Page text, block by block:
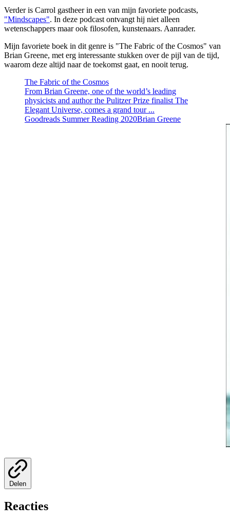
Verder is Carrol gastheer in een van mijn favoriete podcasts,
"Mindscapes". In deze podcast ontvangt hij niet alleen
wetenschappers maar ook filosofen, kunstenaars. Aanrader.
Mijn favoriete boek in dit genre is "The Fabric of the Cosmos" van
Brian Greene, met erg interessante stukken over de pijl van de tijd,
waarom deze altijd naar de toekomst gaat, en nooit terug.
The Fabric of the Cosmos
From Brian Greene, one of the world’s leading
physicists and author the Pulitzer Prize finalist The
Elegant Universe, comes a grand tour ...
Goodreads Summer Reading 2020Brian Greene
Delen
Reacties